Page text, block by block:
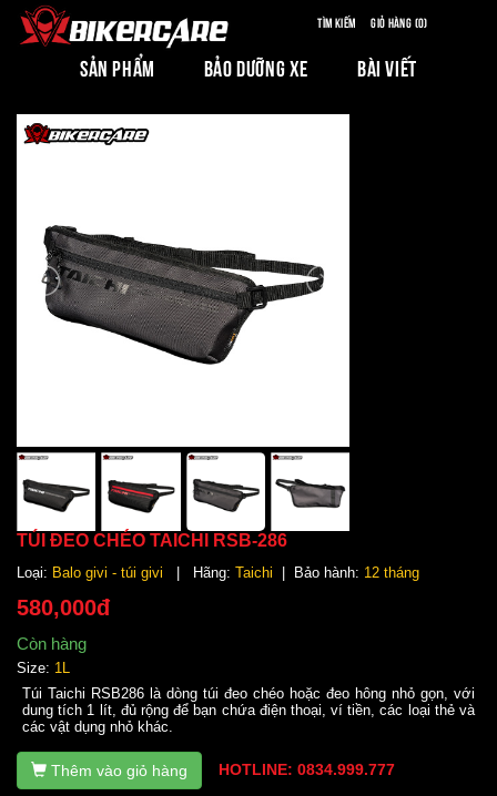
Tìm kiếm Giỏ hàng (0)
SẢN PHẨM BẢO DƯỠNG XE BÀI VIẾT
TÚI ĐEO CHÉO TAICHI RSB-286
Loại: Balo givi - túi givi | Hãng: Taichi | Bảo hành: 12 tháng
580,000đ
Còn hàng
Size: 1L
Túi Taichi RSB286 là dòng túi đeo chéo hoặc đeo hông nhỏ gọn, với
dung tích 1 lít, đủ rộng để bạn chứa điện thoại, ví tiền, các loại thẻ và
các vật dụng nhỏ khác.
Thêm vào giỏ hàng HOTLINE: 0834.999.777